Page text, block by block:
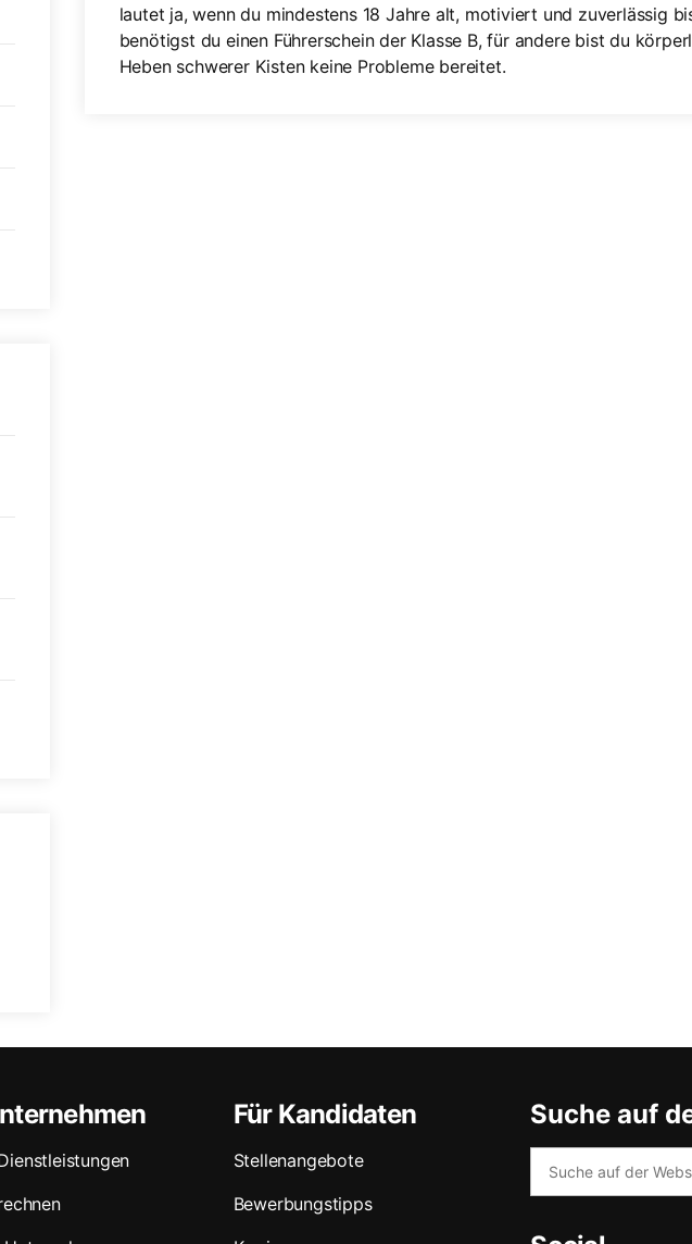
lautet ja, wenn du mindestens 18 Jahre alt, motiviert und zuverlässig
benötigst du einen Führerschein der Klasse B, für andere bist du
Heben schwerer Kisten keine Probleme bereitet.
Für Kandidaten
Stellenangebote
Bewerbungstipps
Suche auf